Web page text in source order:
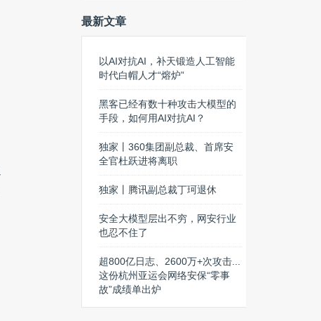
最新文章
以AI对抗AI，补天锻造人工智能
时代白帽人才“熔炉”
黑客已经有数十种攻击大模型的
手段，如何用AI对抗AI？
独家丨360集团副总裁、首席安
全官杜跃进将离职
独家丨腾讯副总裁丁珂退休
安全大模型层出不穷，网安行业
也忍不住了
超800亿日志、2600万+次攻击...
这份杭州亚运会网络安保“零事
故”成绩单出炉